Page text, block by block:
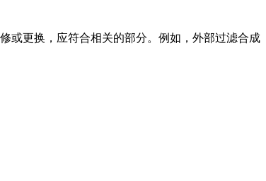
或更换，应符合相关的部分。例如，外部过滤合成